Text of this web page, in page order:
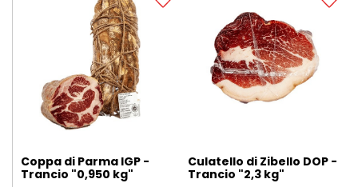
Coppa di Parma IGP -
Trancio "0,950 kg"
Culatello di Zibello DOP -
Trancio "2,3 kg"